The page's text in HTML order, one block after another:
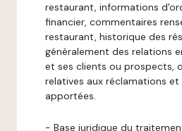
restaurant, informations
financier, commentaires
restaurant, historique des
généralement des relations
et ses clients ou prospects,
relatives aux réclamations et
apportées.
- Base juridique du